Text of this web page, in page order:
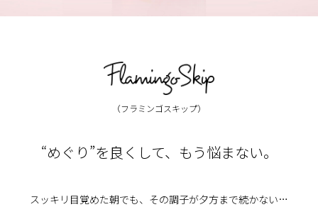
（フラミンゴスキップ）
“めぐり”を良くして、もう悩まない。
スッキリ目覚めた朝でも、その調子が夕方まで続かない…